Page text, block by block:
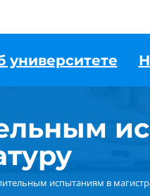
университете
испытаниям в